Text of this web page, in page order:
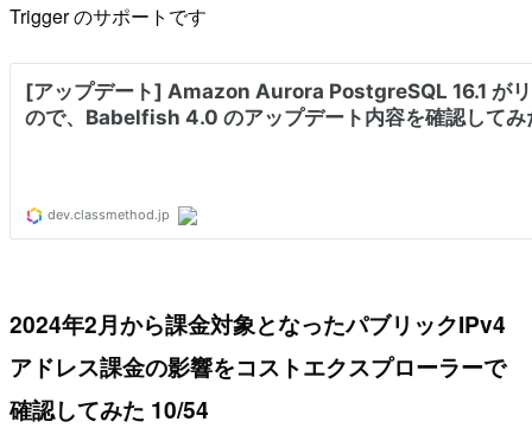
Trigger のサポートです
2024年2月から課金対象となったパブリックIPv4
アドレス課金の影響をコストエクスプローラーで
確認してみた 10/54